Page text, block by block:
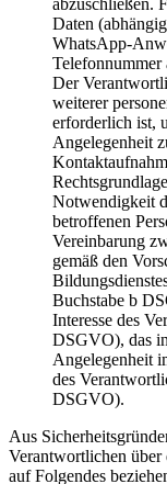
abzuschließen.
Daten
WhatsApp-
Telefonnummer
Der
weiterer
erforderlich ist,
Angelegenheit
Notwendigkeit
betroffenen
Vereinbarung
gemäß den
Buchstabe b
Interesse des
DSGVO), das
Angelegenheit
des
DSGVO).
Aus
Verantwortlichen
auf Folgendes